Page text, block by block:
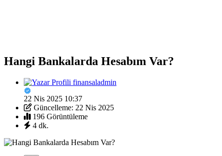
Hangi Bankalarda Hesabım Var?
finansaladmin
22 Nis 2025 10:37
Güncelleme: 22 Nis 2025
196 Görüntüleme
4 dk.